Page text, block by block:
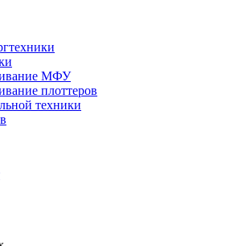
МФУ
плоттеров
техники